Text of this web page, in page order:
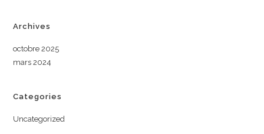
Archives
octobre 2025
mars 2024
Categories
Uncategorized